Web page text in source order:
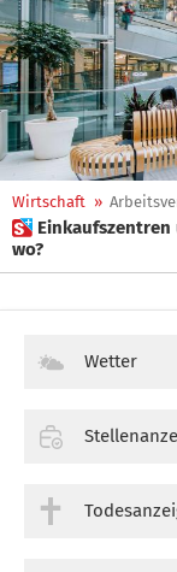
Wirtschaft »
 Einkaufszentren und Lauben im Vergleich: Wer arbeitet
wo?
Wetter